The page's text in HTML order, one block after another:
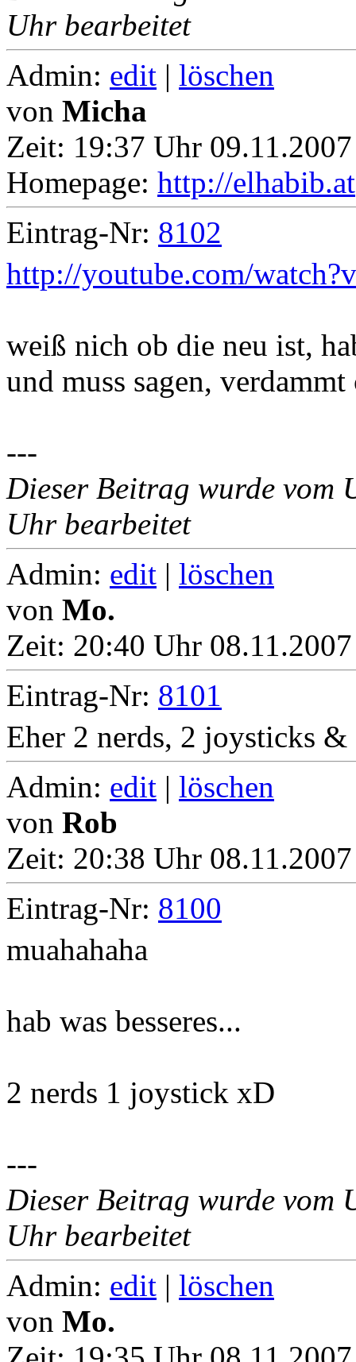
Uhr bearbeitet
Admin: edit | löschen
von Micha
Zeit: 19:37 Uhr
Homepage: http://elhabib.at
Eintrag-Nr: 8102
http://youtube.com/
weiß nich ob die neu ist,
und muss sagen,
---
Dieser Beitrag wurde vom
Uhr bearbeitet
Admin: edit | löschen
von Mo.
Zeit: 20:40 Uhr
Eintrag-Nr: 8101
Eher 2 nerds, 2 joysticks
Admin: edit | löschen
von Rob
Zeit: 20:38 Uhr
Eintrag-Nr: 8100
muahahaha
hab was besseres...
2 nerds 1 joystick xD
---
Dieser Beitrag wurde vom
Uhr bearbeitet
Admin: edit | löschen
von Mo.